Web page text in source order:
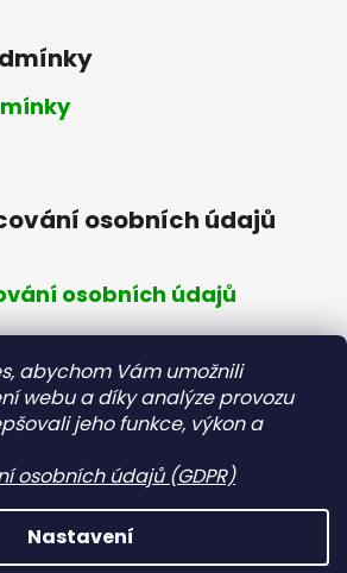
abychom Vám umožnili
webu a díky analýze provozu
jeho funkce, výkon a
osobních údajů (GDPR)
Nastavení
osobních údajů
osobních údajů